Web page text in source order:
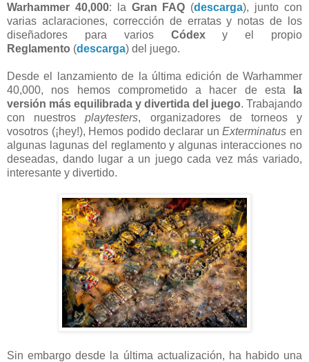
Warhammer 40,000: la Gran FAQ (descarga), junto con
varias aclaraciones, corrección de erratas y notas de los
diseñadores para varios Códexy el propio
Reglamento (descarga) del juego.
Desde el lanzamiento de la última edición de Warhammer
40,000, nos hemos comprometido a hacer de esta
la
versión más equilibrada y divertida del juego. Trabajando
con nuestrosplaytesters, organizadores de torneos y
vosotros (¡hey!), Hemos podido declarar unExterminatus en
algunas lagunas del reglamento y algunas interacciones no
deseadas, dando lugar a un juego cada vez más variado,
interesante y divertido.
Sin embargo desde la última actualización, ha habido una